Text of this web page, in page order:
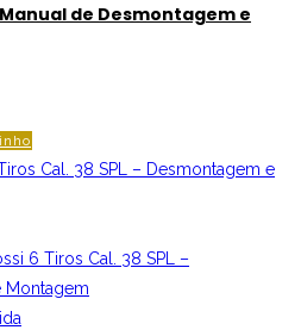
de Desmontagem e